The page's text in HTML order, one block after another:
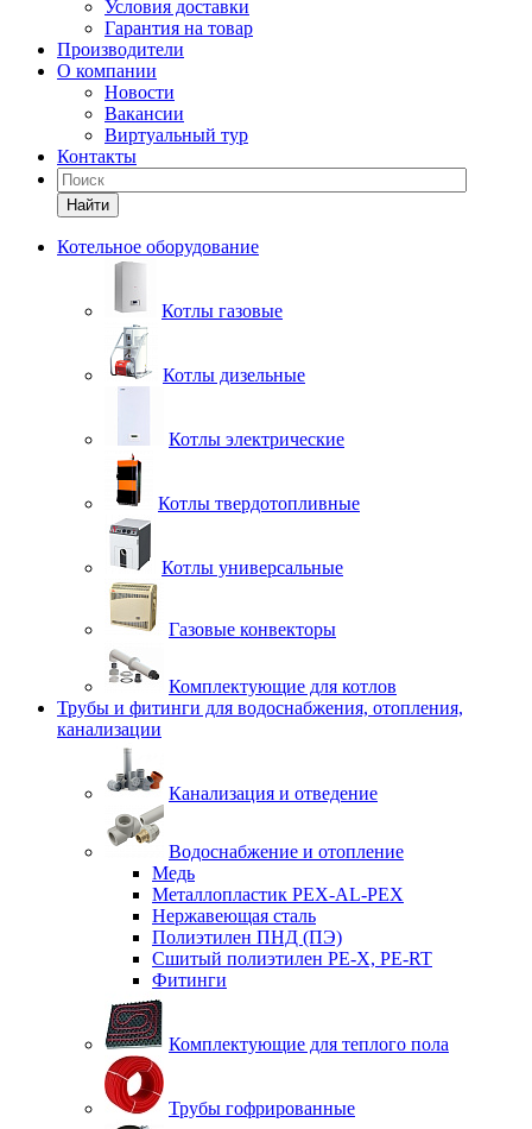
Условия доставки
Гарантия на товар
Производители
О компании
Новости
Вакансии
Виртуальный тур
Контакты
Найти
Котельное оборудование
Котлы газовые
Котлы дизельные
Котлы электрические
Котлы твердотопливные
Котлы универсальные
Газовые конвекторы
Комплектующие для котлов
Трубы и фитинги для водоснабжения, отопления,
канализации
Канализация и отведение
Водоснабжение и отопление
Медь
Металлопластик PEX-AL-PEX
Нержавеющая сталь
Полиэтилен ПНД (ПЭ)
Сшитый полиэтилен PE-X, PE-RT
Фитинги
Комплектующие для теплого пола
Трубы гофрированные